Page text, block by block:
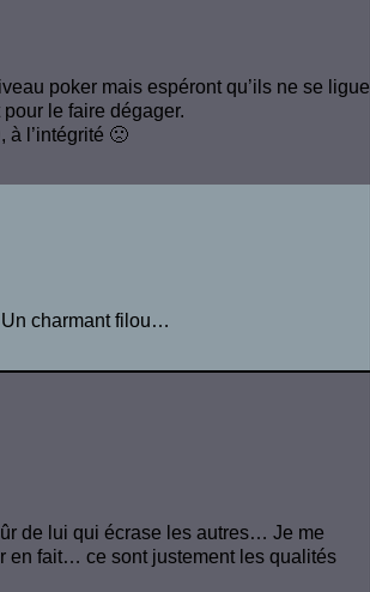
poker mais espéront qu’ils ne se ligue
le faire dégager.
à l’intégrité 🙁
Un charmant filou…
de lui qui écrase les autres… Je me
en fait… ce sont justement les qualités